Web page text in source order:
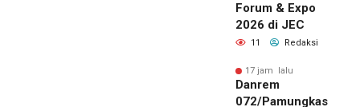
Forum & Expo
2026 di JEC
11 Redaksi
17 jam lalu
Danrem
072/Pamungkas